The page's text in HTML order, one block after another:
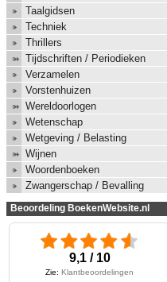
Taalgidsen
Techniek
Thrillers
Tijdschriften / Periodieken
Verzamelen
Vorstenhuizen
Wereldoorlogen
Wetenschap
Wetgeving / Belasting
Wijnen
Woordenboeken
Zwangerschap / Bevalling
Beoordeling BoekenWebsite.nl
9,1 / 10
Zie: Klantbeoordelingen